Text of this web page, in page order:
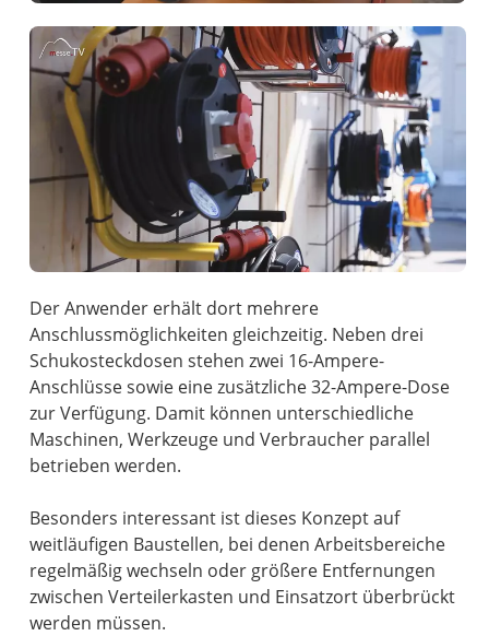
Der Anwender erhält dort mehrere
Anschlussmöglichkeiten gleichzeitig. Neben drei
Schukosteckdosen stehen zwei 16-Ampere-
Anschlüsse sowie eine zusätzliche 32-Ampere-Dose
zur Verfügung. Damit können unterschiedliche
Maschinen, Werkzeuge und Verbraucher parallel
betrieben werden.
Besonders interessant ist dieses Konzept auf
weitläufigen Baustellen, bei denen Arbeitsbereiche
regelmäßig wechseln oder größere Entfernungen
zwischen Verteilerkasten und Einsatzort überbrückt
werden müssen.